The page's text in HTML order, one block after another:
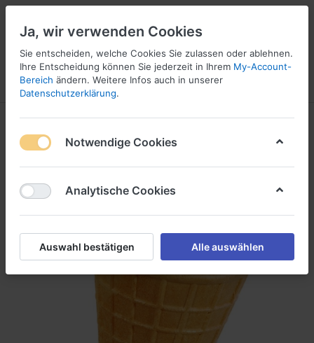
Menü Anmelden Vergleichen Wunschliste
Ja, wir verwenden Cookies
Sie entscheiden, welche Cookies Sie zulassen oder ablehnen.
Ihre Entscheidung können Sie jederzeit in Ihrem My-Account-
Bereich ändern. Weitere Infos auch in unserer
Datenschutzerklärung.
Notwendige Cookies
Analytische Cookies
Auswahl bestätigen Alle auswählen